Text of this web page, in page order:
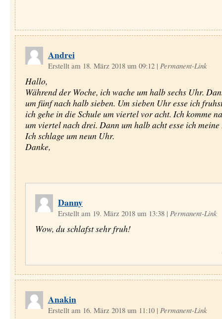
Andrei
Erstellt am 18. März 2018 um 09:12 | Permanent-Link
Hallo,
Während der Woche, ich wache um halb sechs Uhr.
um fünf nach halb sieben. Um sieben Uhr esse ich
ich gehe in die Schule um viertel vor acht. Ich komme
um viertel nach drei. Dann um halb acht esse ich meine
Ich schlage um neun Uhr.
Danke,
Danny
Erstellt am 19. März 2018 um 13:38 | Permanent-Link
Wow, du schlafst sehr fruh!
Anakin
Erstellt am 16. März 2018 um 11:10 | Permanent-Link